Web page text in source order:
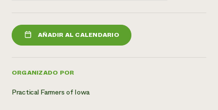
AÑADIR AL CALENDARIO
ORGANIZADO POR
Practical Farmers of Iowa